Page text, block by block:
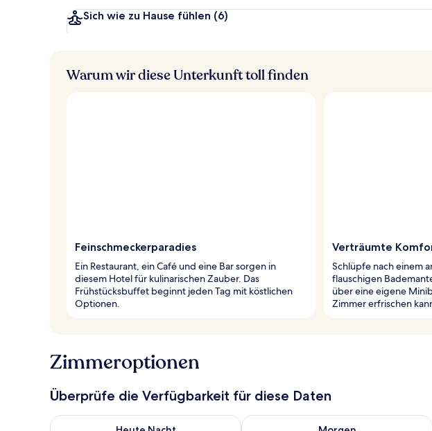
Sich wie zu Hause fühlen (6)
Warum wir diese Unterkunft toll finden
Feinschmeckerparadies
Ein Restaurant, ein Café und eine Bar sorgen in
diesem Hotel für kulinarischen Zauber. Das
Frühstücksbuffet beginnt jeden Tag mit köstlichen
Optionen.
Verträumte
Schlüpfe nach einem
flauschigen
über eine eigene
Zimmer erfrischen
Zimmeroptionen
Überprüfe die Verfügbarkeit für diese Daten
Überprüfe die Verfügbarkeit für heute Nacht, Aug. 6 - Aug. 7.
Überprüfe die Verfügbarkeit für